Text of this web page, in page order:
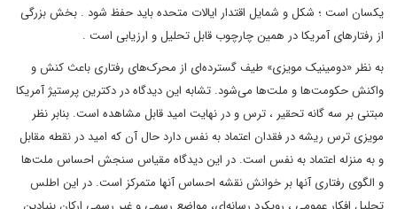
یکسان است ؛ شکل و شمایل اقتدار ایالات متحده باید حفظ شود . بخش بزرگی
از رفتارهای آمریکا در همین چارچوب قابل تحلیل و ارزیابی است .
به نظر «دومینیک مویزی» طیف گسترده‌ای از محرک‌های رفتاری باعث کنش و
واکنش حکومت‌ها و ملت‌ها می‌شود. تشابه این دیدگاه در دکترین پرستیژ آمریکا
مبتنی بر سه گانه تحقیر ، ترس و در نهایت امید قابل مشاهده است. بنابر نظر
مویزی ترس ریشه در فقدان اعتماد به نفس دارد حال آن که امید در نقطه مقابل
و به منزله اعتماد به نفس است. در این دیدگاه مقیاس سنجش احساس ملت‌ها
و الگوی رفتاری آنها بر خوانش نقشه احساس آنها متمرکز است. در این اطلس